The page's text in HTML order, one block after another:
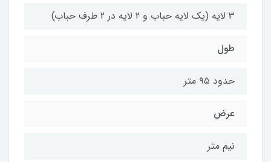
3 لایه (یک لایه حباب و 2 لایه در 2 طرف حباب)
طول
حدود ۹۵ متر
عرض
نیم متر